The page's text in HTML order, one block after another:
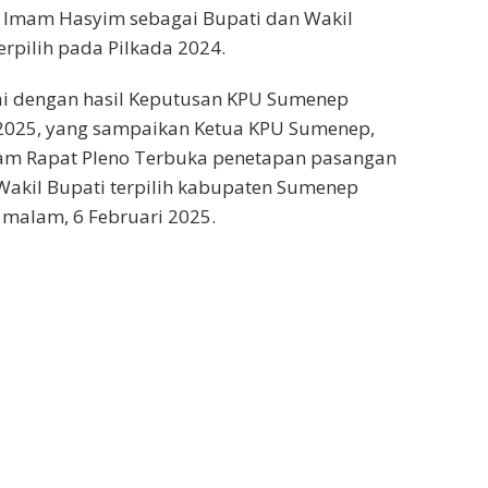
Hasyim sebagai Bupati dan Wakil
pada Pilkada 2024.
dengan hasil Keputusan KPU Sumenep
yang sampaikan Ketua KPU Sumenep,
Rapat Pleno Terbuka penetapan pasangan
Bupati terpilih kabupaten Sumenep
6 Februari 2025.